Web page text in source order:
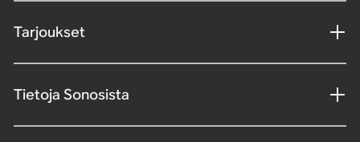
Tarjoukset
Tietoja Sonosista